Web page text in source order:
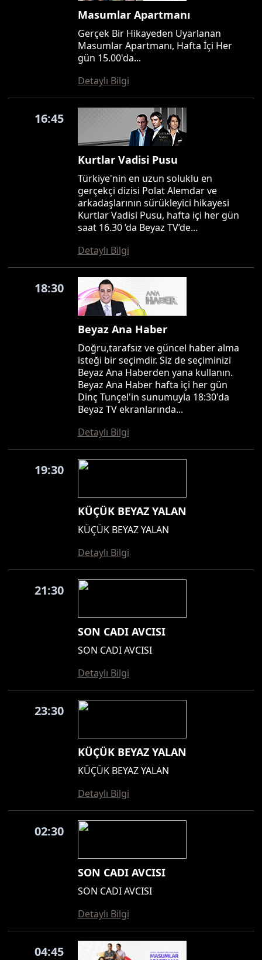
Masumlar Apartmanı
Gerçek Bir Hikayeden Uyarlanan
Masumlar Apartmanı, Hafta İçi Her
gün 15.00'da...
Detaylı Bilgi
16:45
Kurtlar Vadisi Pusu
Türkiye'nin en uzun soluklu en
gerçekçi dizisi Polat Alemdar ve
arkadaşlarının sürükleyici hikayesi
Kurtlar Vadisi Pusu, hafta içi her gün
saat 16.30 ’da Beyaz TV’de...
Detaylı Bilgi
18:30
Beyaz Ana Haber
Doğru,tarafsız ve güncel haber alma
isteği bir seçimdir. Siz de seçiminizi
Beyaz Ana Haberden yana kullanın.
Beyaz Ana Haber hafta içi her gün
Dinç Tunçel'in sunumuyla 18:30'da
Beyaz TV ekranlarında...
Detaylı Bilgi
19:30
KÜÇÜK BEYAZ YALAN
KÜÇÜK BEYAZ YALAN
Detaylı Bilgi
21:30
SON CADI AVCISI
SON CADI AVCISI
Detaylı Bilgi
23:30
KÜÇÜK BEYAZ YALAN
KÜÇÜK BEYAZ YALAN
Detaylı Bilgi
02:30
SON CADI AVCISI
SON CADI AVCISI
Detaylı Bilgi
04:45